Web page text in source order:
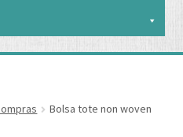
el
Bolsa tote non woven